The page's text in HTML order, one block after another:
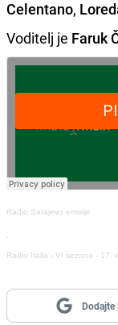
Celentano,
Voditelj je Faruk
Radio Sarajevo emisije
·
Radio Italia - VI sezona - 17.
Dodajte